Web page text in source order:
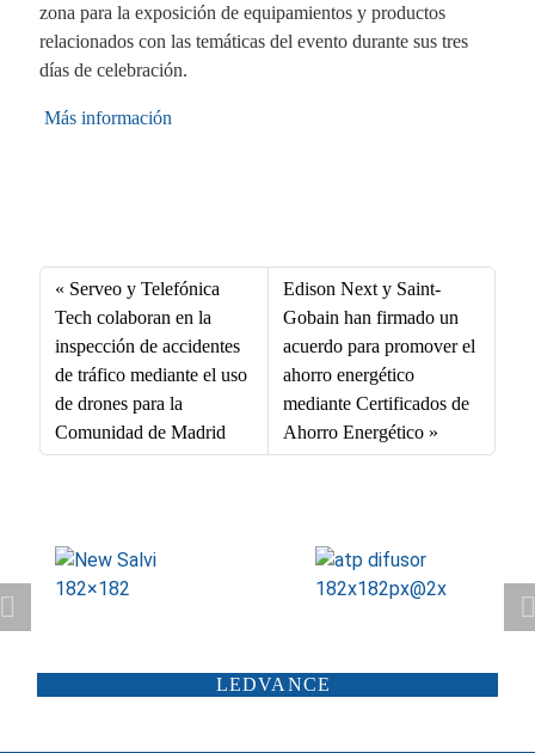
zona para la exposición de equipamientos y productos
relacionados con las temáticas del evento durante sus tres
días de celebración.
Más información
bo
ok
ed
In
ts
A
pp
Serveo y Telefónica
Tech colaboran en la
inspección de accidentes
de tráfico mediante el uso
de drones para la
Comunidad de Madrid
Edison Next y Saint-
Gobain han firmado un
acuerdo para promover el
ahorro energético
mediante Certificados de
Ahorro Energético
SALVI
ATP ILUMINACIÓN
CARANDINI
SCHRÉDER
SALTOKI
ILUMINIA
LEDVANCE